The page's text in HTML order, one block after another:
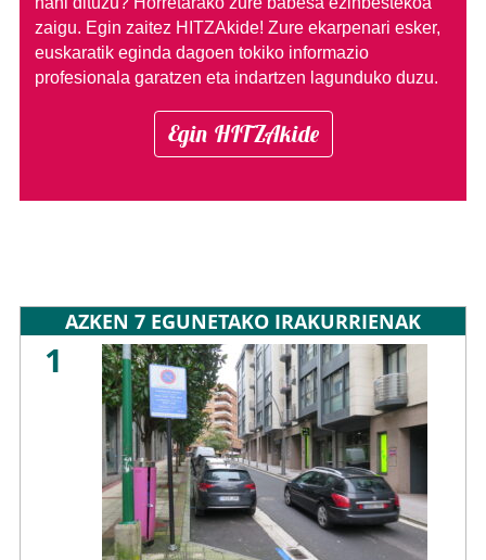
zaigu. Egin zaitez HITZAkide! Zure ekarpenari esker,
euskaratik eginda dagoen tokiko informazio
profesionala garatzen eta indartzen lagunduko duzu.
Egin HITZAkide
AZKEN 7 EGUNETAKO IRAKURRIENAK
1